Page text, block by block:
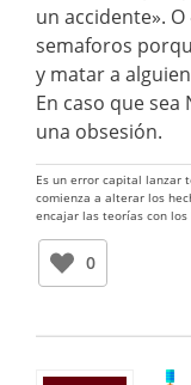
un accidente».
semaforos
y matar a
En caso que sea
una obsesión.
Es un error capital lanzar
comienza a alterar los
encajar las teorías con los
0